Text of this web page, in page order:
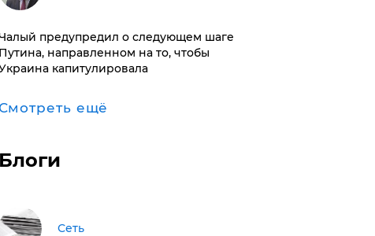
предупредил о следующем шаге
Путина, направленном на то, чтобы
капитулировала
Смотреть ещё
Блоги
Сеть